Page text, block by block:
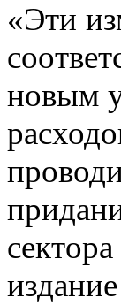
«Эти
новым